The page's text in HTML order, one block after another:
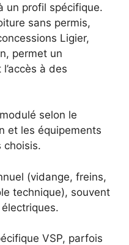
un profil spécifique.
sans permis,
Ligier,
permet un
à des
selon le
et les équipements
choisis.
(vidange, freins,
technique), souvent
VSP, parfois